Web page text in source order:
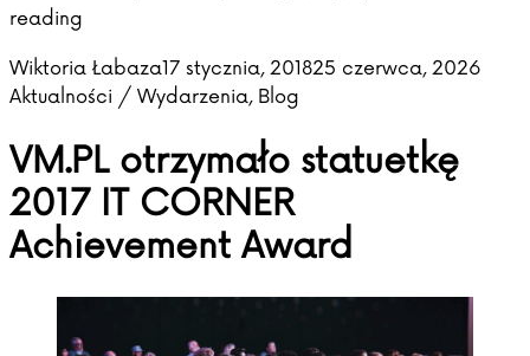
reading
Posted by
Wiktoria Łabaza17 stycznia, 201825 czerwca, 2026
Aktualności / Wydarzenia, Blog
VM.PL otrzymało statuetkę
2017 IT CORNER
Achievement Award